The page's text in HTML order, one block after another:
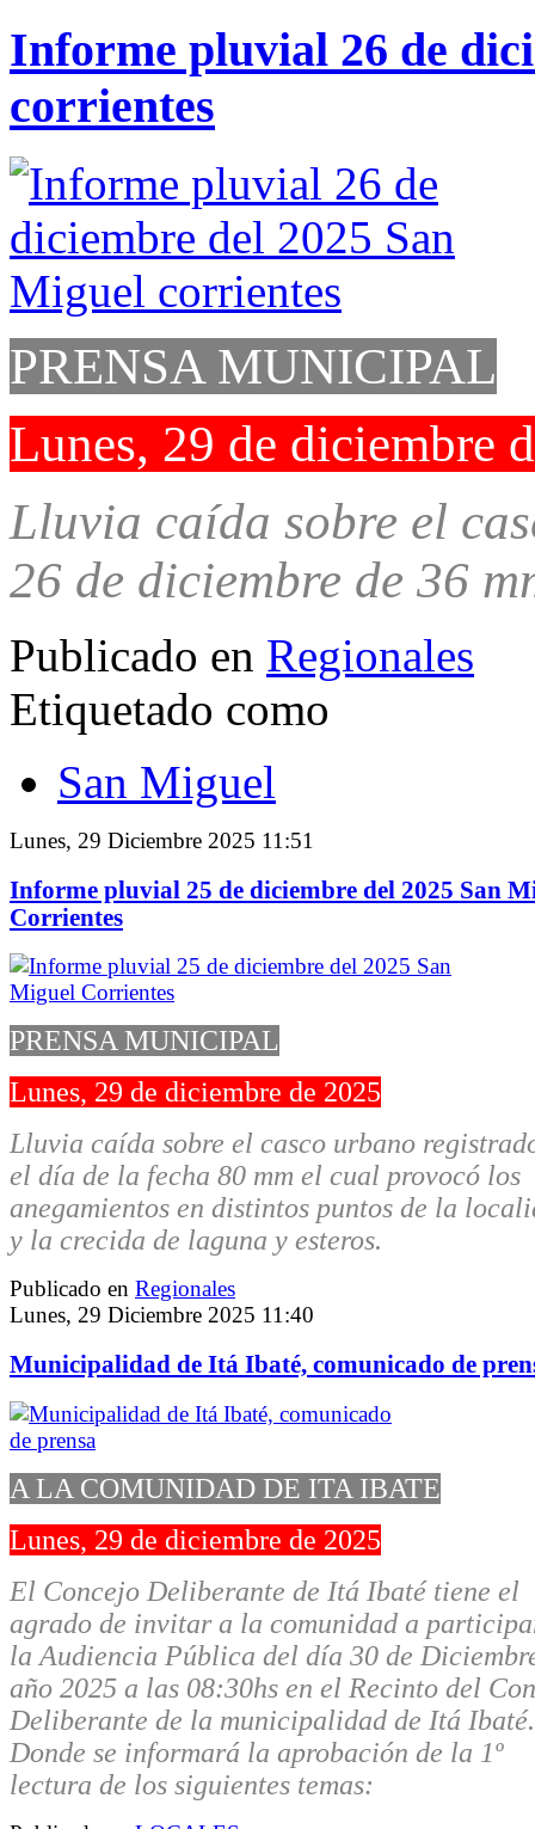
Informe pluvial 26 de
corrientes
PRENSA MUNICIPAL
Lunes, 29 de diciembre
Lluvia caída sobre el
26 de diciembre de 36
Publicado en Regionales
Etiquetado como
San Miguel
Lunes, 29 Diciembre 2025 11:51
Informe pluvial 25 de diciembre del 2025 San
Corrientes
PRENSA MUNICIPAL
Lunes, 29 de diciembre de 2025
Lluvia caída sobre el casco urbano
el día de la fecha 80 mm el cual provocó los
anegamientos en distintos puntos de la
y la crecida de laguna y esteros.
Publicado en Regionales
Lunes, 29 Diciembre 2025 11:40
Municipalidad de Itá Ibaté, comunicado de
A LA COMUNIDAD DE ITA IBATE
Lunes, 29 de diciembre de 2025
El Concejo Deliberante de Itá Ibaté tiene el
agrado de invitar a la comunidad a
la Audiencia Pública del día 30 de
año 2025 a las 08:30hs en el Recinto del
Deliberante de la municipalidad de Itá Ibaté.
Donde se informará la aprobación de la 1º
lectura de los siguientes temas: